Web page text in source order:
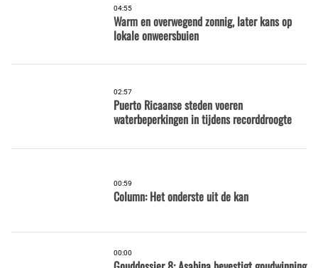
04:55
Warm en overwegend zonnig, later kans op
lokale onweersbuien
02:57
Puerto Ricaanse steden voeren
waterbeperkingen in tijdens recorddroogte
00:59
Column: Het onderste uit de kan
00:00